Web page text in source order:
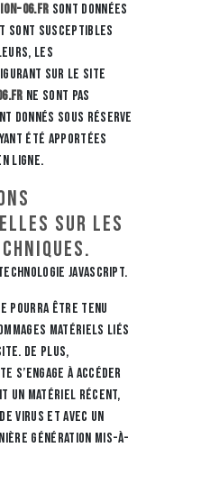
06.fr sont données
sont susceptibles
les
sur le site
ne sont pas
donnés sous réserve
été apportées
ligne.
sur les
JavaScript.
pourra être tenu
matériels liés
De plus,
s’engage à accéder
un matériel récent,
virus et avec un
génération mis-à-